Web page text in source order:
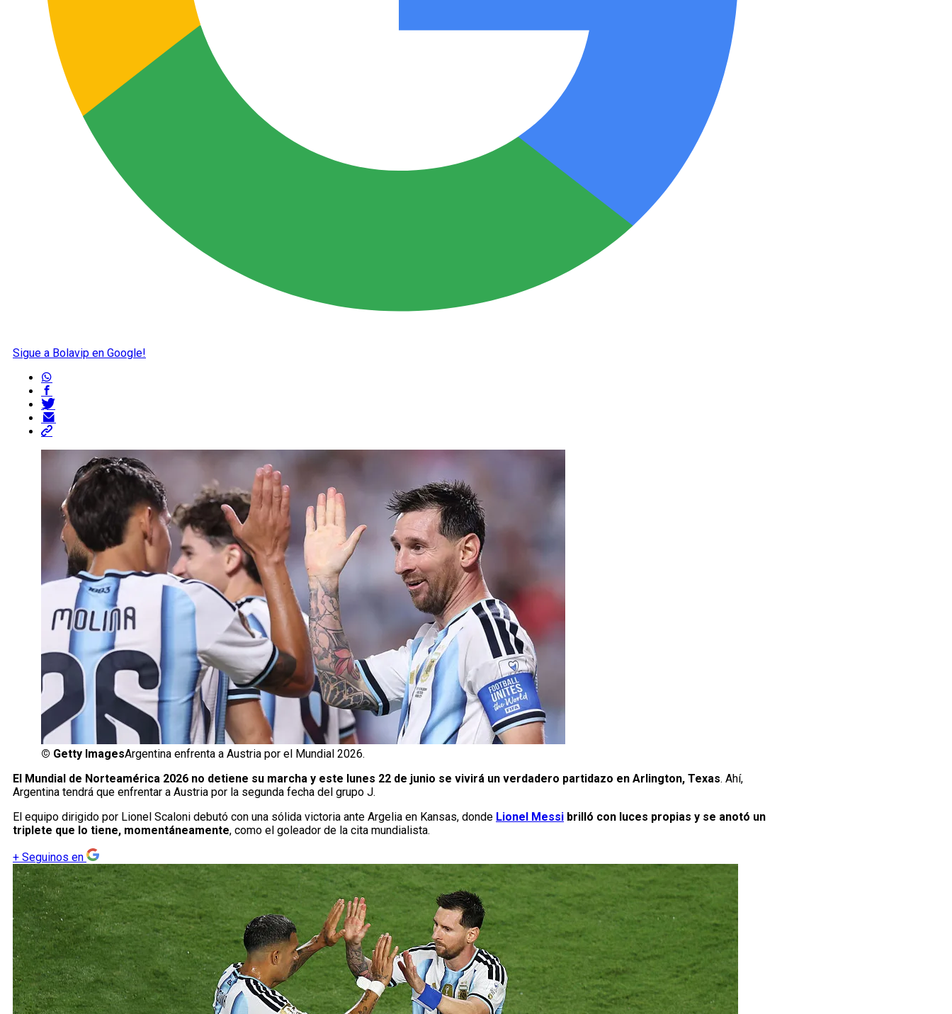
Sigue a Bolavip en Google!
© Getty ImagesArgentina enfrenta a Austria por el Mundial 2026.
El Mundial de Norteamérica 2026 no detiene su marcha y este lunes 22 de junio se vivirá un verdadero partidazo en Arlington, Texas. Ahí,
Argentina tendrá que enfrentar a Austria por la segunda fecha del grupo J.
El equipo dirigido por Lionel Scaloni debutó con una sólida victoria ante Argelia en Kansas, donde Lionel Messi brilló con luces propias y se anotó un
triplete que lo tiene, momentáneamente, como el goleador de la cita mundialista.
+ Seguinos en